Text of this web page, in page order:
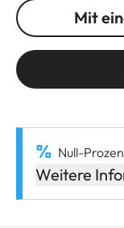
Mit
Null-
Weitere